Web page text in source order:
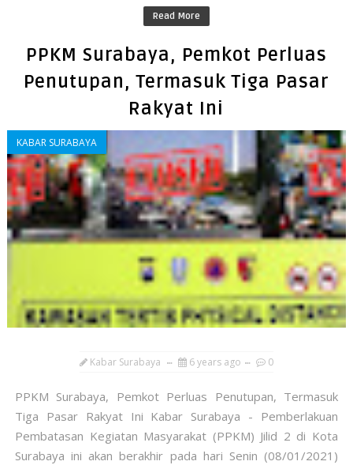
Read More
PPKM Surabaya, Pemkot Perluas
Penutupan, Termasuk Tiga Pasar
Rakyat Ini
KABAR SURABAYA
Kabar Surabaya 6 years ago 0
PPKM Surabaya, Pemkot Perluas Penutupan, Termasuk
Tiga Pasar Rakyat Ini Kabar Surabaya - Pemberlakuan
Pembatasan Kegiatan Masyarakat (PPKM) Jilid 2 di Kota
Surabaya ini akan berakhir pada hari Senin (08/01/2021)